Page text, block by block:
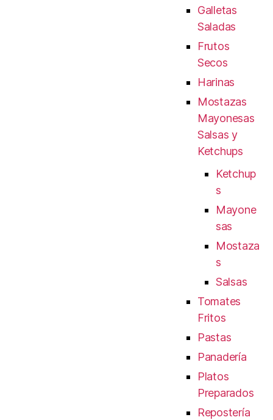
Galletas
Saladas
Frutos
Secos
Harinas
Mostazas
Mayonesas
Salsas y
Ketchups
Ketchup
s
Mayone
sas
Mostaza
s
Salsas
Tomates
Fritos
Pastas
Panadería
Platos
Preparados
Repostería